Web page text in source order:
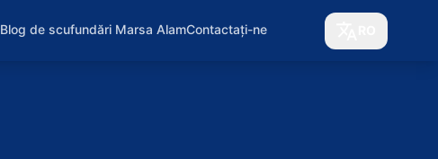
Blog de scufundări Marsa AlamContactați-ne